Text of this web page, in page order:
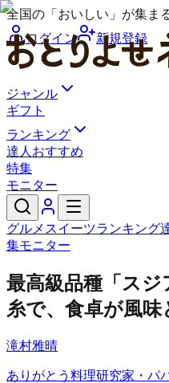
全国の「おいしい」が集ま
ログイン
新規登録
ジャンル
ギフト
ランキング
達人おすすめ
特集
モニター
グルメ スイーツランキング
集モニター
最高級品種「ス
糸で、食卓が風
滝村雅晴
ありがとう料理研究家・パ